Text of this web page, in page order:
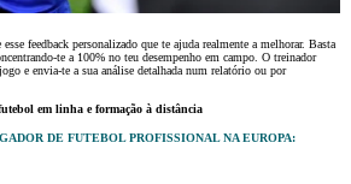
feedback personalizado que te ajuda realmente a melhorar. Basta
te a 100% no teu desempenho em campo. O treinador
e envia-te a sua análise detalhada num relatório ou por
em linha e formação à distância
DE FUTEBOL PROFISSIONAL NA EUROPA: